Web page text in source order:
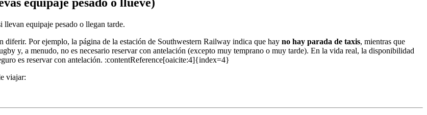
llevan equipaje pesado o llegan tarde.
Por ejemplo, la página de la estación de Southwestern Railway indica que hay no hay parada de taxis, mientras que
y, a menudo, no es necesario reservar con antelación (excepto muy temprano o muy tarde). En la vida real, la disponibilidad
es reservar con antelación. :contentReference[oaicite:4]{index=4}
viajar: